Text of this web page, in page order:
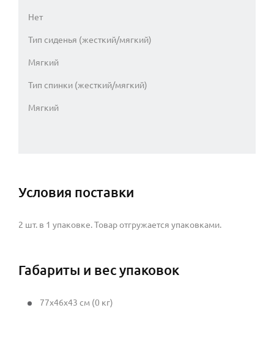
Нет
Тип сиденья (жесткий/мягкий)
Мягкий
Тип спинки (жесткий/мягкий)
Мягкий
Условия поставки
2 шт. в 1 упаковке. Товар отгружается упаковками.
Габариты и вес упаковок
77x46x43 см (0 кг)